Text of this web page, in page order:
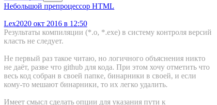
Небольшой препроцессор HTML
Lex2020 окт 2016 в 12:50
Результаты компиляции (*.o, *.exe) в систему контроля версий
класть не следует.
Не первый раз такое читаю, но логичного объяснения никто
не даёт, разве что github для кода. При этом хочу отметить что
весь код собран в своей папке, бинарники в своей, и если
кому-то мешают бинарники, то их легко удалить.
Имеет смысл сделать опции для указания пути к